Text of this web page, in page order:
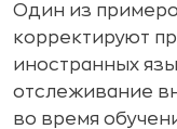
Один из
корректируют
иностранных
отслеживание
во время